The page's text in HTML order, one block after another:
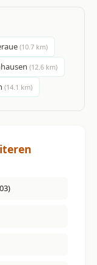
(10.7 km)
(12.6 km)
(14.1 km)